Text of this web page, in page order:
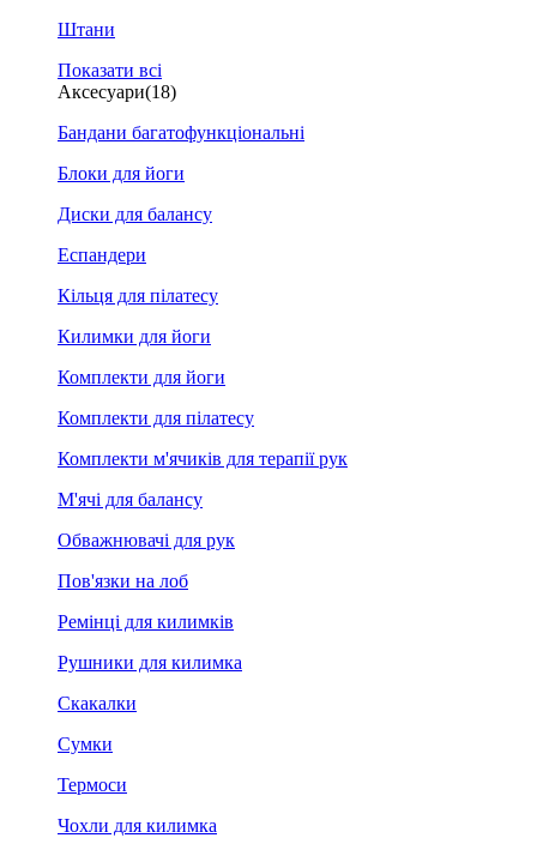
Штани
Показати всі
Аксесуари(18)
Бандани багатофункціональні
Блоки для йоги
Диски для балансу
Еспандери
Кільця для пілатесу
Килимки для йоги
Комплекти для йоги
Комплекти для пілатесу
Комплекти м'ячиків для терапії рук
М'ячі для балансу
Обважнювачі для рук
Пов'язки на лоб
Ремінці для килимків
Рушники для килимка
Скакалки
Сумки
Термоси
Чохли для килимка